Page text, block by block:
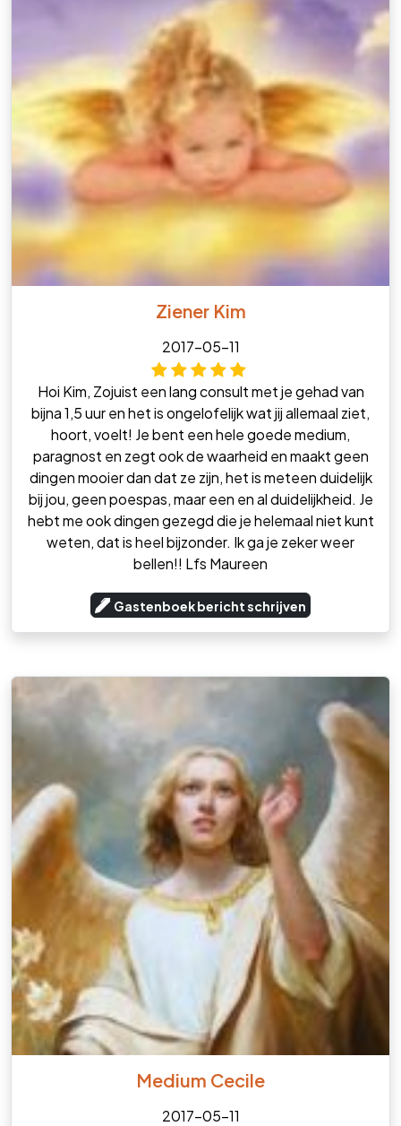
Ziener Kim
2017-05-11
Hoi Kim, Zojuist een lang consult met je gehad van
bijna 1,5 uur en het is ongelofelijk wat jij allemaal ziet,
hoort, voelt! Je bent een hele goede medium,
paragnost en zegt ook de waarheid en maakt geen
dingen mooier dan dat ze zijn, het is meteen duidelijk
bij jou, geen poespas, maar een en al duidelijkheid. Je
hebt me ook dingen gezegd die je helemaal niet kunt
weten, dat is heel bijzonder. Ik ga je zeker weer
bellen!! Lfs Maureen
Gastenboek bericht schrijven
Medium Cecile
2017-05-11